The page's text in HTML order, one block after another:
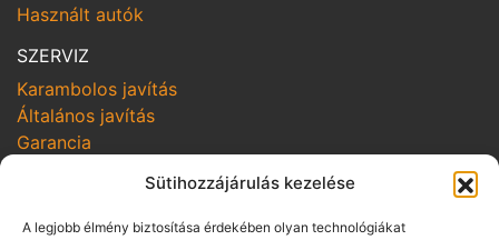
Sütihozzájárulás kezelése
A legjobb élmény biztosítása érdekében olyan technológiákat
Használt autók
SZERVIZ
Karambolos javítás
Általános javítás
Garancia
SZOLGÁLTATÁSOK
Online szerviz bejelentkezés